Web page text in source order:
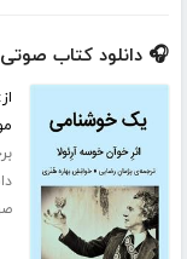
🎧 دانلود کتاب